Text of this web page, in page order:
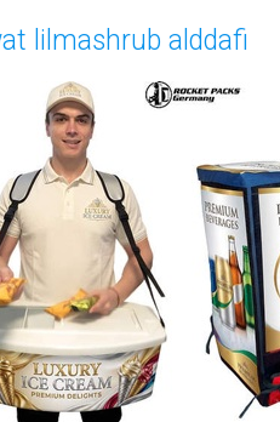
lilmashrub alddafi